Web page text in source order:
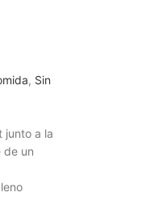
, Sin
junto a la
de un